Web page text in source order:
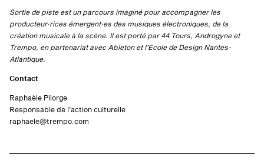
Sortie de piste est un parcours imaginé pour accompagner les
producteur·rices émergent·es des musiques électroniques, de la
création musicale à la scène. Il est porté par 44 Tours, Androgyne et
Trempo, en partenariat avec Ableton et l’Ecole de Design Nantes-
Atlantique.
Contact
Raphaèle Pilorge
Responsable de l’action culturelle
raphaele@trempo.com